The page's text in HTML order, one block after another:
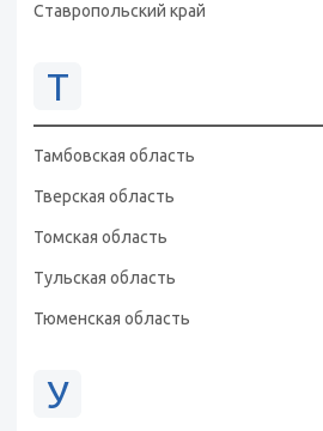
Ставропольский край
Т
Тамбовская область
Тверская область
Томская область
Тульская область
Тюменская область
У